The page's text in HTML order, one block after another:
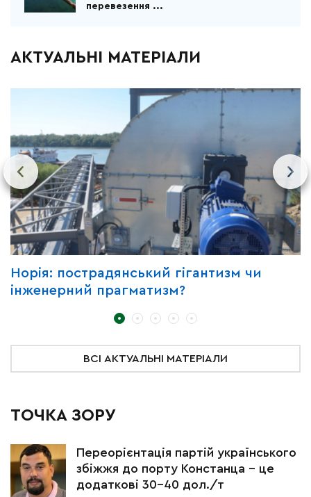
перевезення ...
АКТУАЛЬНІ МАТЕРІАЛИ
Норія: пострадянський гігантизм чи
інженерний прагматизм?
ВСІ АКТУАЛЬНІ МАТЕРІАЛИ
ТОЧКА ЗОРУ
Переорієнтація партій українського
збіжжя до порту Констанца – це
додаткові 30-40 дол./т